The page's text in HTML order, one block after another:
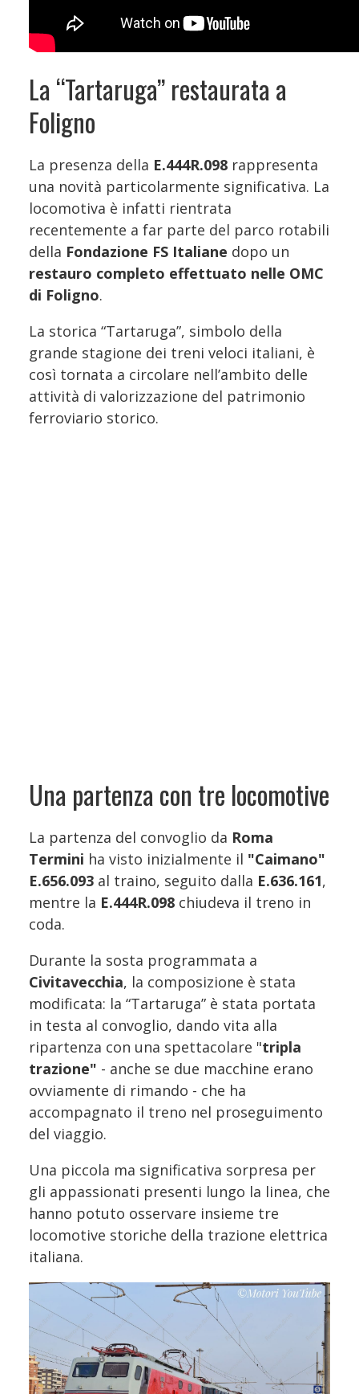
La “Tartaruga” restaurata a
Foligno
La presenza della E.444R.098 rappresenta
una novità particolarmente significativa. La
locomotiva è infatti rientrata
recentemente a far parte del parco rotabili
della Fondazione FS Italiane dopo un
restauro completo effettuato nelle OMC
di Foligno.
La storica “Tartaruga”, simbolo della
grande stagione dei treni veloci italiani, è
così tornata a circolare nell’ambito delle
attività di valorizzazione del patrimonio
ferroviario storico.
Una partenza con tre locomotive
La partenza del convoglio da Roma
Termini ha visto inizialmente il "Caimano"
E.656.093 al traino, seguito dalla E.636.161,
mentre la E.444R.098 chiudeva il treno in
coda.
Durante la sosta programmata a
Civitavecchia, la composizione è stata
modificata: la “Tartaruga” è stata portata
in testa al convoglio, dando vita alla
ripartenza con una spettacolare "tripla
trazione" - anche se due macchine erano
ovviamente di rimando - che ha
accompagnato il treno nel proseguimento
del viaggio.
Una piccola ma significativa sorpresa per
gli appassionati presenti lungo la linea, che
hanno potuto osservare insieme tre
locomotive storiche della trazione elettrica
italiana.